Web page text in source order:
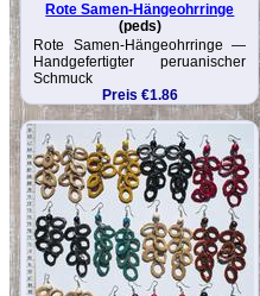
Rote Samen-Hängeohrringe
(peds)
Rote Samen-Hängeohrringe —
Handgefertigter peruanischer
Schmuck
Preis €1.86